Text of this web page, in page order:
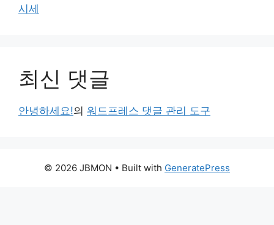
시세
최신 댓글
안녕하세요!의 워드프레스 댓글 관리 도구
© 2026 JBMON • Built with GeneratePress